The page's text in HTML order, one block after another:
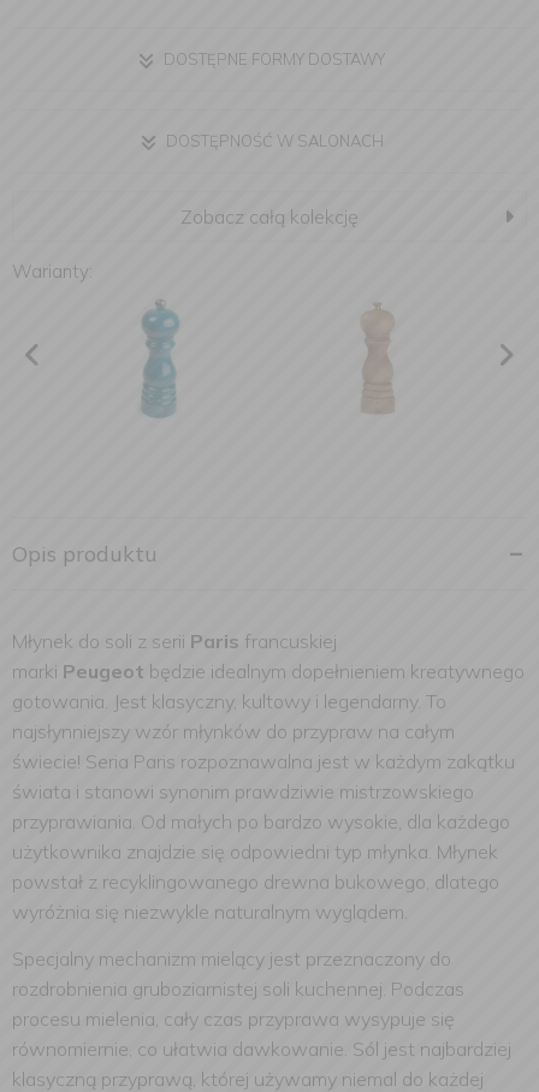
DOSTĘPNE FORMY DOSTAWY
DOSTĘPNOŚĆ W SALONACH
Zobacz całą kolekcję
Warianty:
Opis produktu
Młynek do soli z serii Paris francuskiej
marki Peugeot będzie idealnym dopełnieniem kreatywnego
gotowania. Jest klasyczny, kultowy i legendarny. To
najsłynniejszy wzór młynków do przypraw na całym
świecie! Seria Paris rozpoznawalna jest w każdym zakątku
świata i stanowi synonim prawdziwie mistrzowskiego
przyprawiania. Od małych po bardzo wysokie, dla każdego
użytkownika znajdzie się odpowiedni typ młynka. Młynek
powstał z recyklingowanego drewna bukowego, dlatego
wyróżnia się niezwykle naturalnym wyglądem.
Specjalny mechanizm mielący jest przeznaczony do
rozdrobnienia gruboziarnistej soli kuchennej. Podczas
procesu mielenia, cały czas przyprawa wysypuje się
równomiernie, co ułatwia dawkowanie. Sól jest najbardziej
klasyczną przyprawą, której używamy niemal do każdej